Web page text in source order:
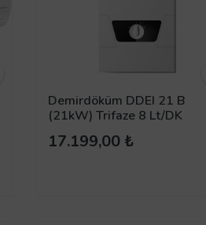
Demirdöküm DDEI 21 B
(21kW) Trifaze 8 Lt/DK
Elektrikli Ani Su Isıtıcı
17.199,00 ₺